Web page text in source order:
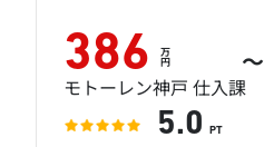
386 万
円 ～
モトーレン神戸 仕入課
5.0 PT